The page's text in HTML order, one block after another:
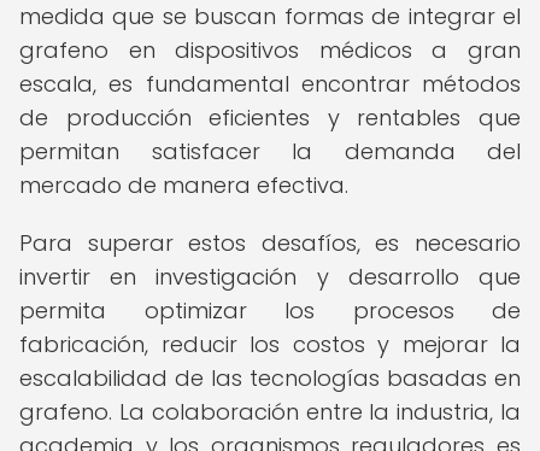
medida que se buscan formas de integrar el
grafeno en dispositivos médicos a gran
escala, es fundamental encontrar métodos
de producción eficientes y rentables que
permitan satisfacer la demanda del
mercado de manera efectiva.
Para superar estos desafíos, es necesario
invertir en investigación y desarrollo que
permita optimizar los procesos de
fabricación, reducir los costos y mejorar la
escalabilidad de las tecnologías basadas en
grafeno. La colaboración entre la industria, la